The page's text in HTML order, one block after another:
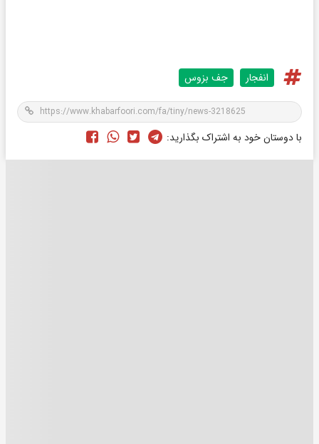
انفجار جف بزوس
با دوستان خود به اشتراک بگذارید: